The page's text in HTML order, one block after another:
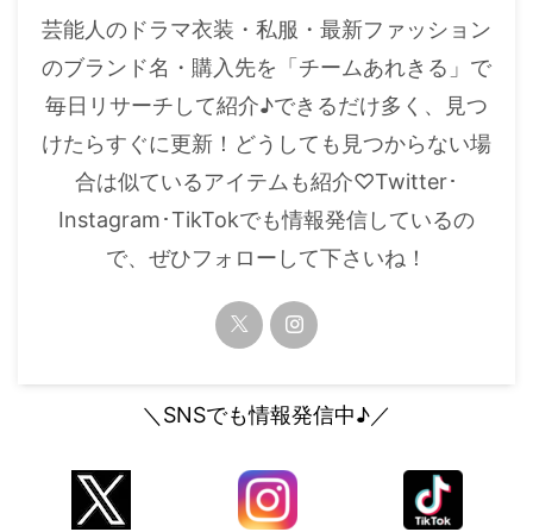
芸能人のドラマ衣装・私服・最新ファッション
のブランド名・購入先を「チームあれきる」で
毎日リサーチして紹介♪できるだけ多く、見つ
けたらすぐに更新！どうしても見つからない場
合は似ているアイテムも紹介♡Twitter･
Instagram･TikTokでも情報発信しているの
で、ぜひフォローして下さいね！
＼SNSでも情報発信中♪／